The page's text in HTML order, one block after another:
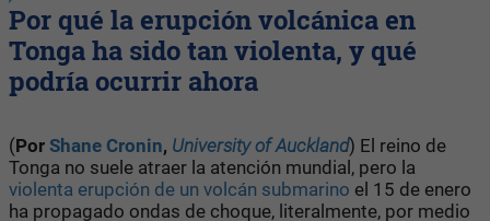
Por qué la erupción volcánica en
Tonga ha sido tan violenta, y qué
podría ocurrir ahora
(Por Shane Cronin, University of Auckland) El reino de
Tonga no suele atraer la atención mundial, pero la
violenta erupción de un volcán submarino el 15 de enero
ha propagado ondas de choque, literalmente, por medio